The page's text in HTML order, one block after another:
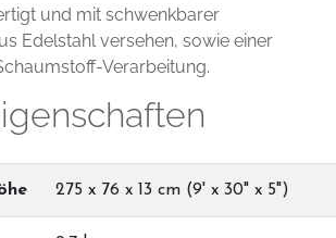
und mit schwenkbarer
Edelstahl versehen, sowie einer
Verarbeitung.
275 x 76 x 13 cm (9' x 30" x 5")